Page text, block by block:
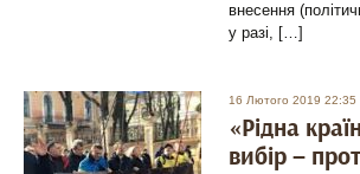
внесення
у разі, […]
16 Лютого 2019 22:35
«Рідна
вибір –